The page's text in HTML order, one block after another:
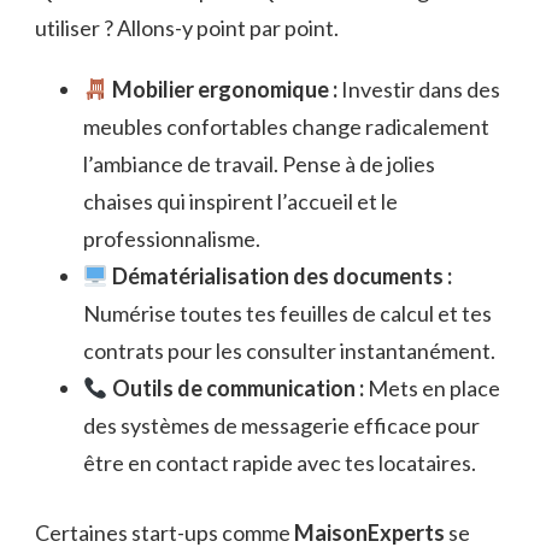
utiliser ? Allons-y point par point.
Mobilier ergonomique :Investir dans des
meubles confortables change radicalement
l’ambiance de travail. Pense à de jolies
chaises qui inspirent l’accueil et le
professionnalisme.
Dématérialisation des documents :
Numérise toutes tes feuilles de calcul et tes
contrats pour les consulter instantanément.
Outils de communication :Mets en place
des systèmes de messagerie efficace pour
être en contact rapide avec tes locataires.
Certaines start-ups comme MaisonExperts se